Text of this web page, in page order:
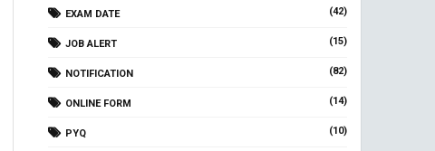
EXAM DATE (42)
JOB ALERT (15)
NOTIFICATION (82)
ONLINE FORM (14)
PYQ (10)